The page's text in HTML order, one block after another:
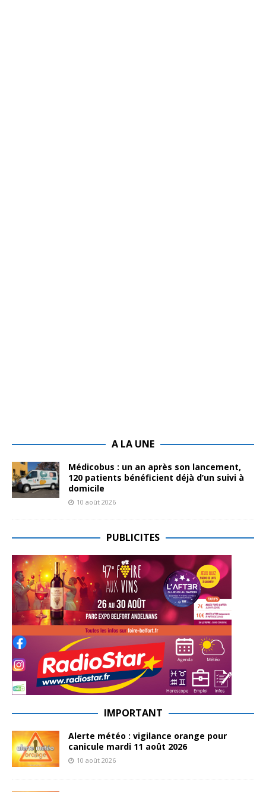
A LA UNE
Médicobus : un an après son lancement,
120 patients bénéficient déjà d’un suivi à
domicile
10 août 2026
PUBLICITES
IMPORTANT
Alerte météo : vigilance orange pour
canicule mardi 11 août 2026
10 août 2026